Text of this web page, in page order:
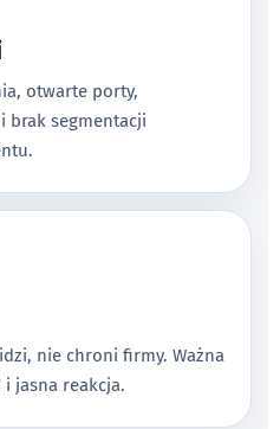
otwarte porty,
brak segmentacji
nie chroni firmy. Ważna
jasna reakcja.